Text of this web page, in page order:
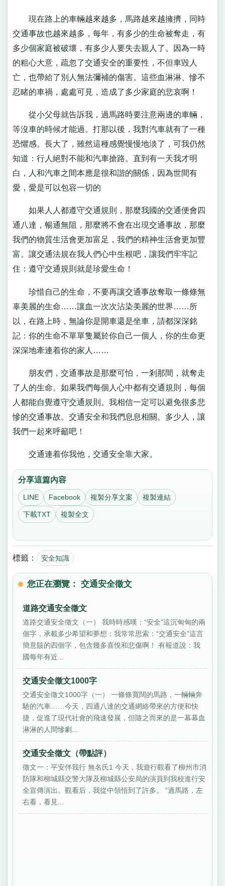
現在路上的車輛越來越多，馬路越來越擁擠，同時
交通事故也越來越多，每年，有多少的生命被奪走，有
多少個家庭被破壞，有多少人要失去親人了。因為一時
的粗心大意，疏忽了交通安全的重要性，不但車毀人
亡，也帶給了別人無法彌補的傷害。這些血淋淋、慘不
忍睹的車禍，處處可見，造成了多少家庭的悲哀啊！
從小父母就告訴我，過馬路時要注意兩邊的車輛，
等沒車的時候才能過。打那以後，我對汽車就有了一種
恐懼感。長大了，雖然這種感覺慢慢地淡了，可我仍然
知道：行人絕對不能和汽車搶路。直到有一天我才明
白，人和汽車之間本應是很和諧的關係，因為世間有
愛，愛是可以包容一切的
如果人人都遵守交通規則，那麼我國的交通便會四
通八達，暢通無阻，那麼將不會在出現交通事故，那麼
我們的物質生活會更加富足，我們的精神生活會更加豐
富。讓交通法規在我人們心中生根吧，讓我們牢牢記
住：遵守交通規則就是珍愛生命！
珍惜自己的生命，不要再讓交通事故奪取一條條無
辜美麗的生命……讓血一次次沾染美麗的世界……所
以，在路上時，無論你是開車還是坐車，請都深深銘
記：你的生命不單單隻屬於你自己一個人，你的生命更
深深地牽連着你的家人……
朋友們，交通事故是那麼可怕，一剎那間，就奪走
了人的生命。如果我們每個人心中都有交通規則，每個
人都能自覺遵守交通規則。我相信一定可以避免很多悲
慘的交通事故。交通安全和我們息息相關。多少人，讓
我們一起來呼籲吧！
交通連着你我他，交通安全靠大家。
分享這篇內容
LINE Facebook 複製分享文案 複製連結
下載TXT 複製全文
標籤： 安全知識
您正在瀏覽： 交通安全徵文
道路交通安全徵文
道路交通安全徵文（一） 我時時感嘆：“安全”這沉甸甸的兩
個字，承載多少希望和夢想；我常常思索：“交通安全”這言
簡意賅的四個字，包含幾多喜悅和悲傷啊！ 有報道說：我
國每年有近...
交通安全徵文1000字
交通安全徵文1000字（一） 一條條寬闊的馬路，一輛輛奔
馳的汽車……今天，四通八達的交通網絡帶來的方便和快
捷，促進了現代社會的飛速發展，但隨之而來的是一幕幕血
淋淋的人間慘劇...
交通安全徵文（帶點評）
徵文一：平安伴我行 無名氏1 今天，我遊行觀看了柳州市消
防隊和柳城縣交警大隊及柳城縣公安局的演員到我校進行安
全宣傳演出。觀看后，我從中領悟到了許多。 “過馬路，左
右看，看見...